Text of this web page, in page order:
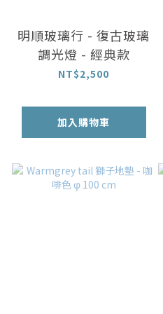
明順玻璃行 - 復古玻璃
調光燈 - 經典款
NT$2,500
加入購物車